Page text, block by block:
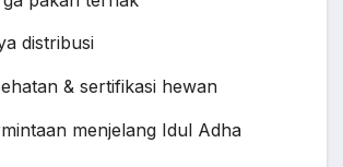
distribusi
& sertifikasi hewan
menjelang Idul Adha